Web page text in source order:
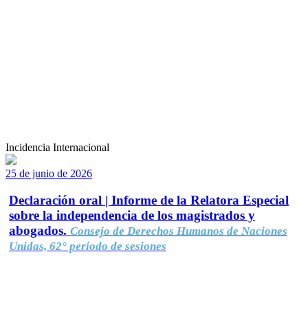
Incidencia Internacional
25 de junio de 2026
Declaración oral | Informe de la Relatora Especial
sobre la independencia de los magistrados y
abogados. Consejo de Derechos Humanos de Naciones
Unidas, 62° período de sesiones